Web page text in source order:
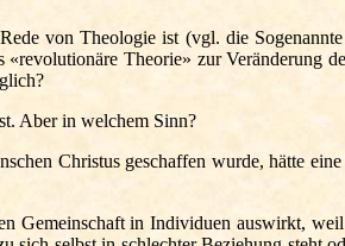
von Theologie ist (vgl. die
Theorie» zur Veränderung
Aber in welchem Sinn?
Christus geschaffen wurde, hätte
Gemeinschaft in Individuen auswirkt,